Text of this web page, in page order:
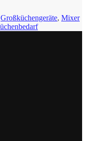
Großküchengeräte, Mixer